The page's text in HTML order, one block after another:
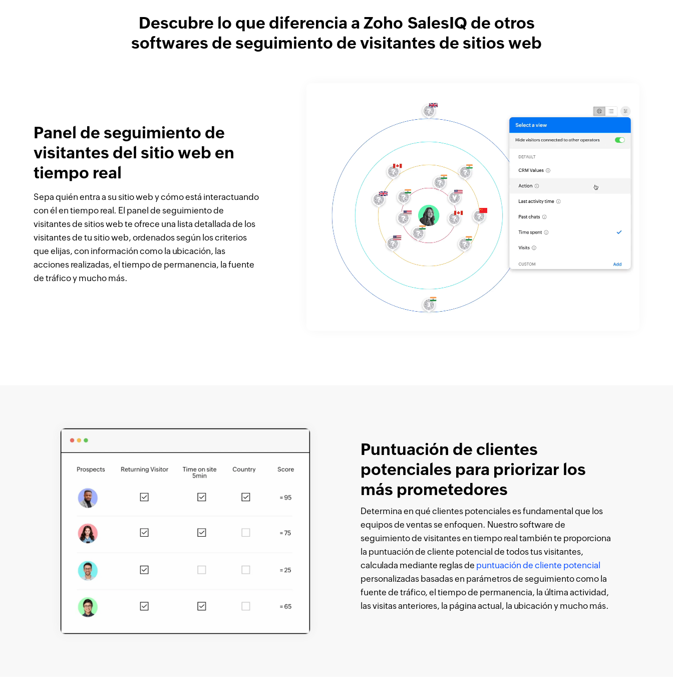
Descubre lo que diferencia a Zoho SalesIQ de otros
softwares de seguimiento de visitantes de sitios web
Panel de seguimiento de
visitantes del sitio web en
tiempo real
Sepa quién entra a su sitio web y cómo está interactuando
con él en tiempo real. El panel de seguimiento de
visitantes de sitios web te ofrece una lista detallada de los
visitantes de tu sitio web, ordenados según los criterios
que elijas, con información como la ubicación, las
acciones realizadas, el tiempo de permanencia, la fuente
de tráfico y mucho más.
Puntuación de clientes
potenciales para priorizar los
más prometedores
Determina en qué clientes potenciales es fundamental que los
equipos de ventas se enfoquen. Nuestro software de
seguimiento de visitantes en tiempo real también te proporciona
la puntuación de cliente potencial de todos tus visitantes,
calculada mediante reglas de puntuación de cliente potencial
personalizadas basadas en parámetros de seguimiento como la
fuente de tráfico, el tiempo de permanencia, la última actividad,
las visitas anteriores, la página actual, la ubicación y mucho más.